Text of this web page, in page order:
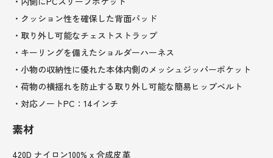
・クッション性を確保した背面パッド
・取り外し可能なチェストストラップ
・キーリングを備えたショルダーハーネス
・小物の収納性に優れた本体内側のメッシュジッパーポケット
・荷物の横揺れを防止する取り外し可能な簡易ヒップベルト
・対応ノートPC：14インチ
素材
420D ナイロン100% x 合成皮革